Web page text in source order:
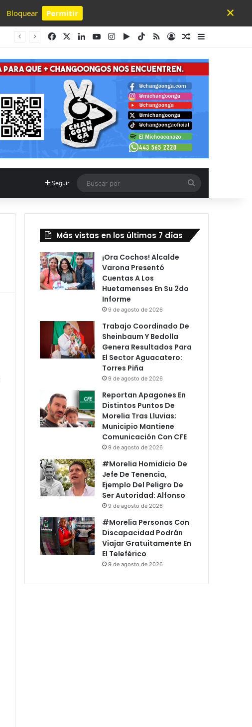
Bloquear Permitir
Powered by SendPulse
×
FacebookLinkedInYouTubeInstagram
Google Play
TikTok
RSS AccesoPublicación al
Seguir
por
Más vistas en los últimos 7 días
¡Ora Cochos! Alcalde
Varona Presentó
Cuentas A Los
Huetamenses En Su 2do
Informe
9 de agosto de 2026
Trabajo Coordinado De
Sheinbaum Y Bedolla
Genera Resultados Para
El Sector Aguacatero:
Torres Piña
9 de agosto de 2026
Reportan Apagones En
Distintos Puntos De
Morelia Tras Lluvias;
Municipio Mantiene
Comunicación Con CFE
9 de agosto de 2026
#Morelia Homidicio De
Jefe De Tenencia,
Ejemplo Del Peligro De
Ser Autoridad: Alfonso
9 de agosto de 2026
#Morelia Personas Con
Discapacidad Podrán
Viajar Gratuitamente En
El Teleférico
9 de agosto de 2026